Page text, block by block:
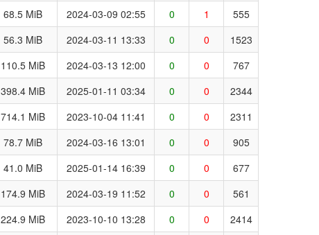
68.5 MiB 2024-03-09 02:55 0 1
555
56.3 MiB 2024-03-11 13:33 0 0
1523
110.5 MiB 2024-03-13 12:00 0 0
767
398.4 MiB 2025-01-11 03:34 0 0
2344
714.1 MiB 2023-10-04 11:41 0 0
2311
78.7 MiB 2024-03-16 13:01 0 0
905
41.0 MiB 2025-01-14 16:39 0 0
677
174.9 MiB 2024-03-19 11:52 0 0
561
224.9 MiB 2023-10-10 13:28 0 0 2414